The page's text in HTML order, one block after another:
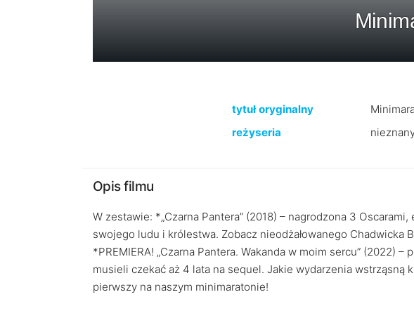
tytuł oryginalny
reżyseria
Opis filmu
W zestawie: *„Czarna Pantera” (2018) – nagrodzona 3
swojego ludu i królestwa. Zobacz nieodżałowanego Chadwicka
*PREMIERA! „Czarna Pantera. Wakanda w moim sercu” (2022)
musieli czekać aż 4 lata na sequel. Jakie wydarzenia wstrząsną
pierwszy na naszym minimaratonie!